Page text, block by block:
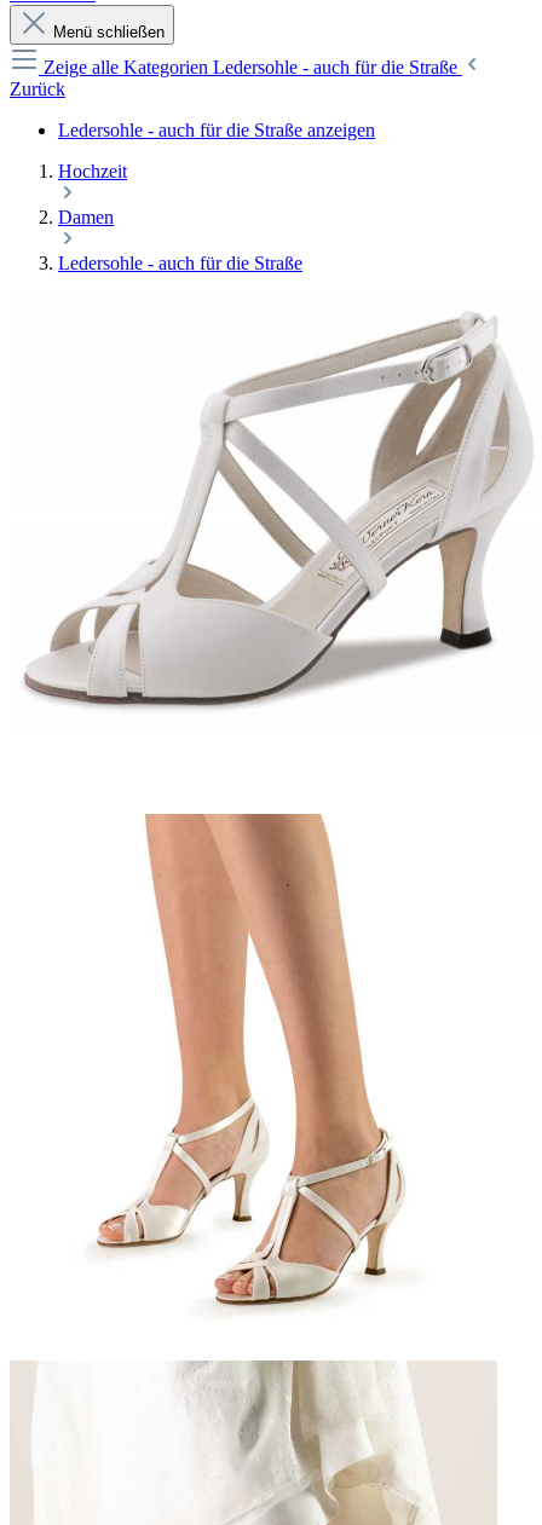
Menü schließen
Zeige alle Kategorien Ledersohle - auch für die Straße
Zurück
Ledersohle - auch für die Straße anzeigen
Hochzeit
Damen
Ledersohle - auch für die Straße